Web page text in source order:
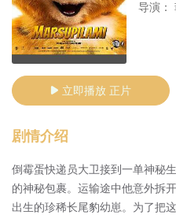
导演：
 立即播放 正片
剧情介绍
倒霉蛋快递员大卫接到一单神秘
的神秘包裹。运输途中他意外拆
出生的珍稀长尾豹幼崽。为了把